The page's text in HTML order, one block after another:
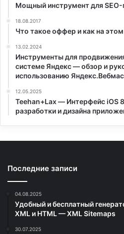
Мощный инструмент для
18.08.2017
Что такое оффер и как на
13.02.2024
Инструменты для
системе Яндекс — обзор и
использованию
12.05.2025
Teehan+Lax — Интерфейс iOS
разработки и дизайна
Последние записи
04.08.2025
Удобный и бесплатный
XML и HTML — XML Sitemaps
30.07.2025